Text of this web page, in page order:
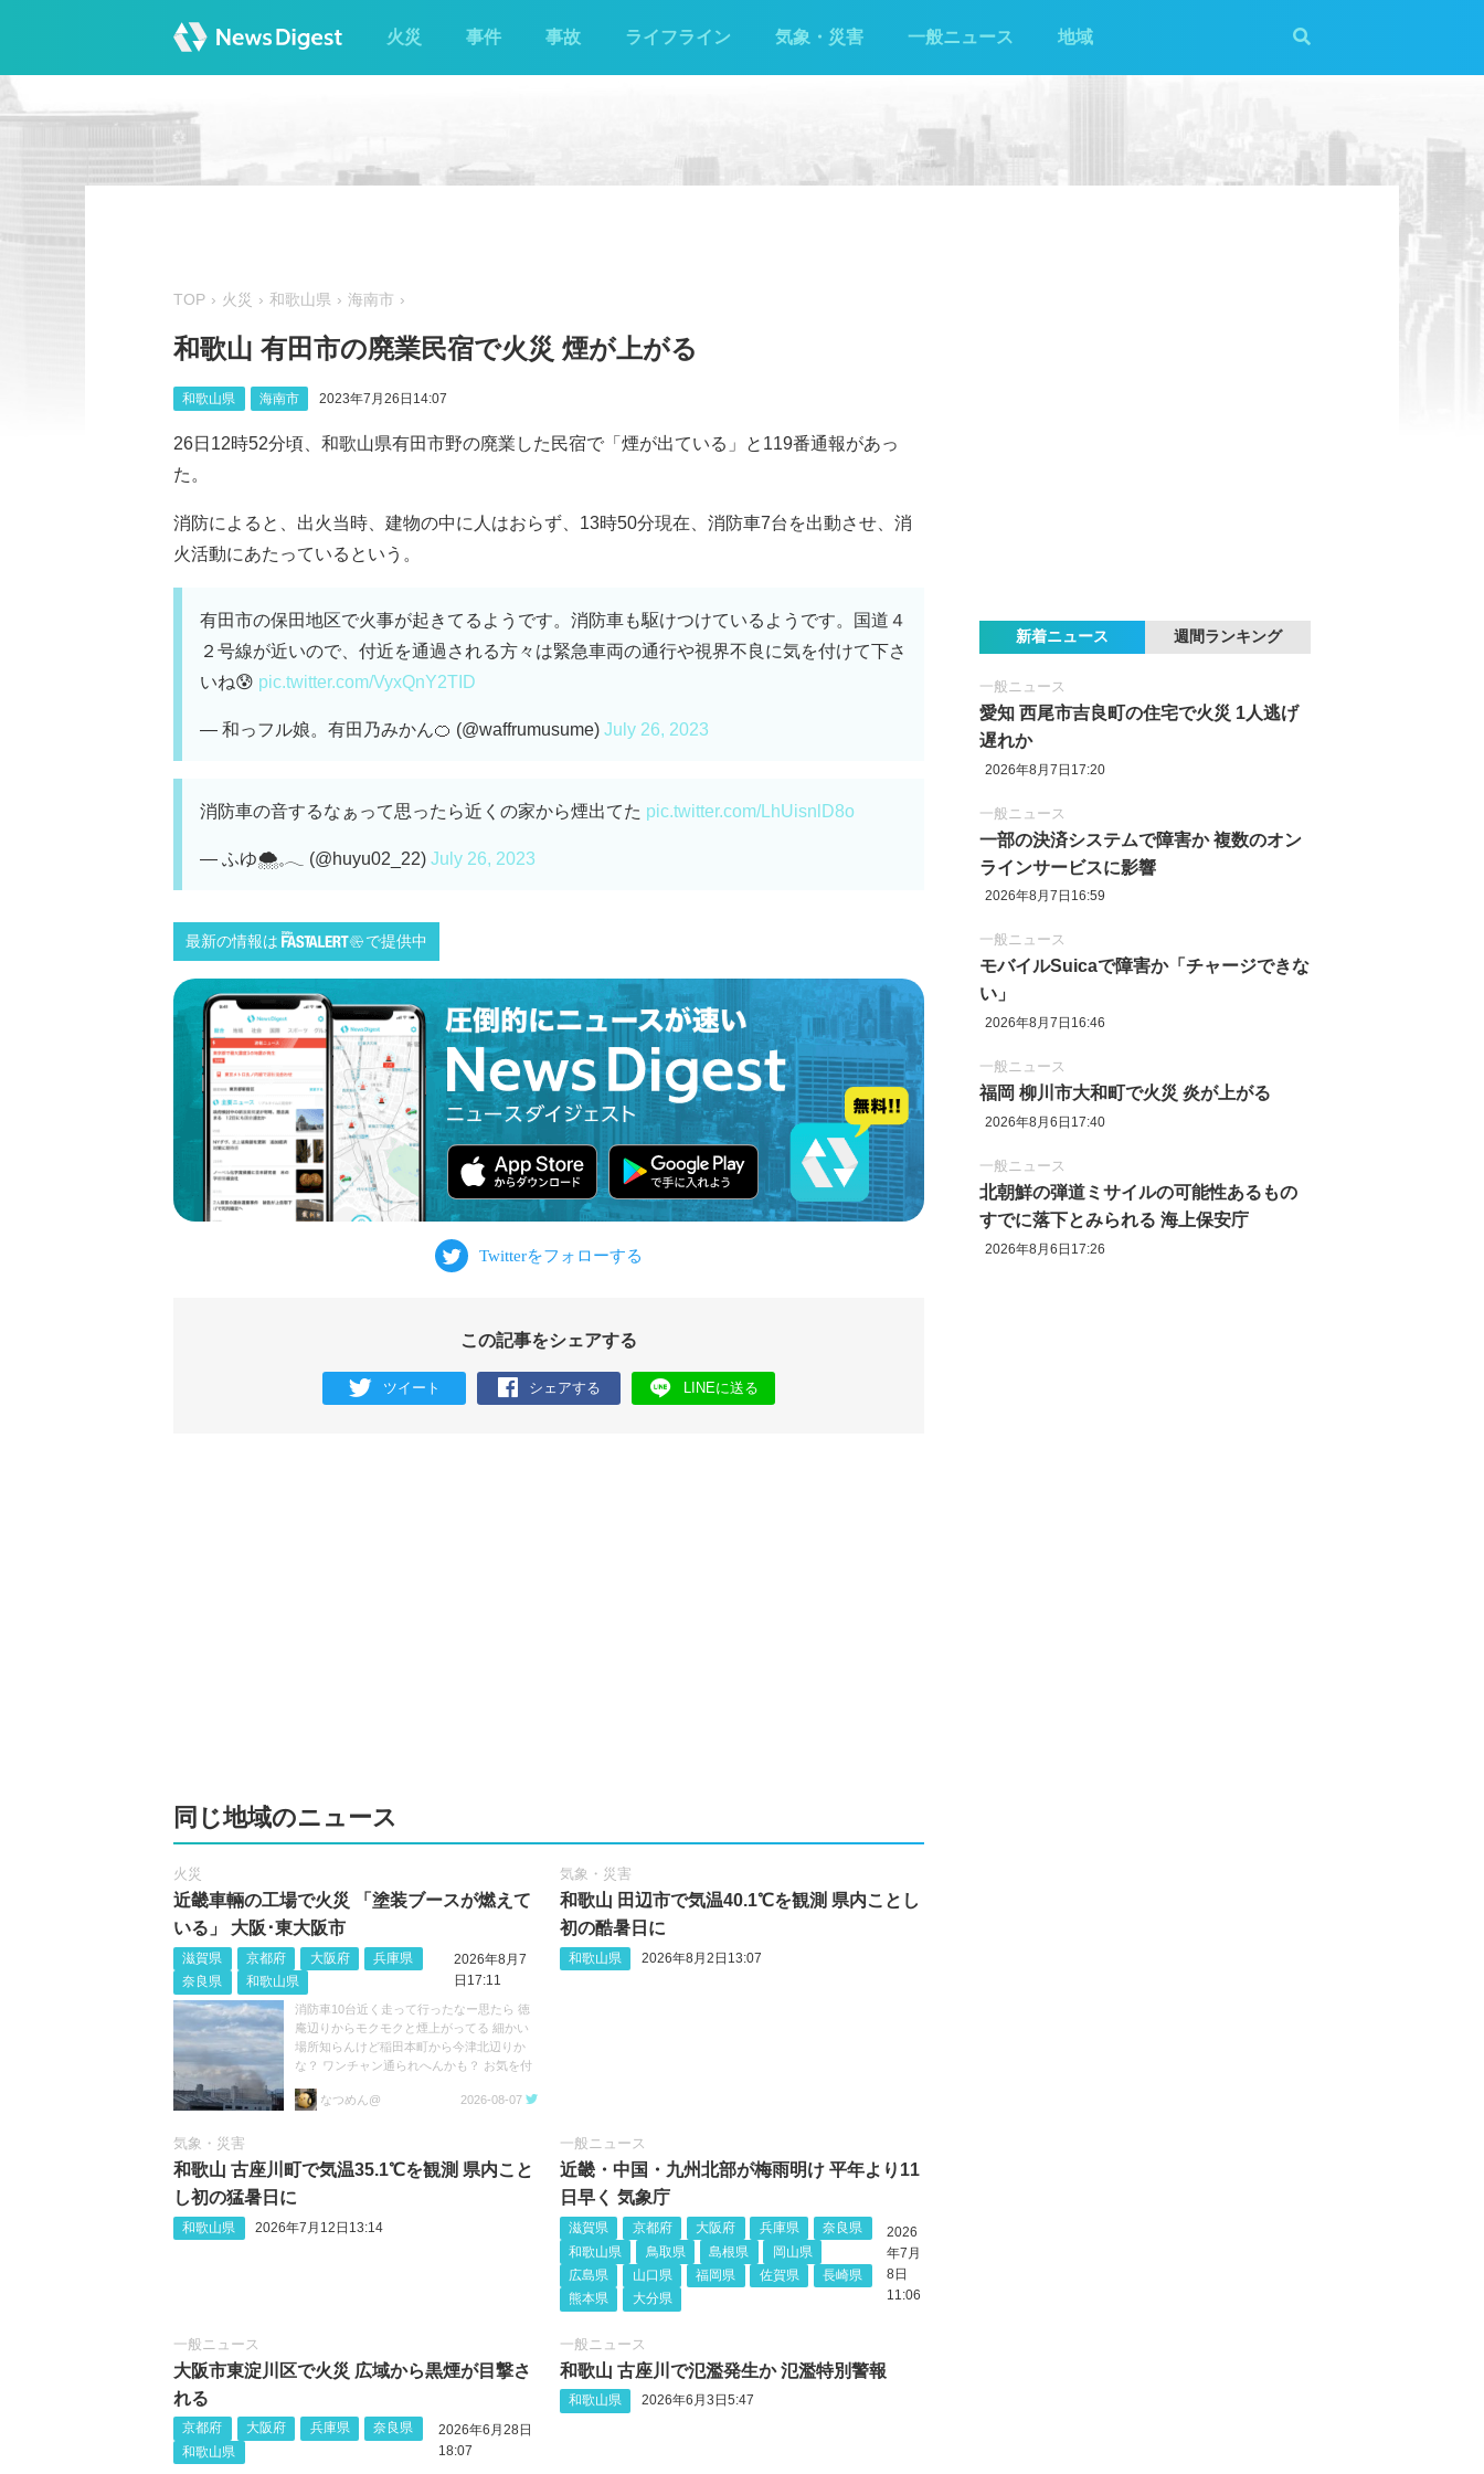
火災 事件 事故 ライフライン 気象・災害 一般ニュース 地域
TOP 火災 和歌山県 海南市
和歌山 有田市の廃業民宿で火災 煙が上がる
和歌山県 海南市 2023年7月26日14:07
26日12時52分頃、和歌山県有田市野の廃業した民宿で「煙が出ている」と119番通報があっ
た。
消防によると、出火当時、建物の中に人はおらず、13時50分現在、消防車7台を出動させ、消
火活動にあたっているという。
有田市の保田地区で火事が起きてるようです。消防車も駆けつけているようです。国道４
２号線が近いので、付近を通過される方々は緊急車両の通行や視界不良に気を付けて下さ
いね😰 pic.twitter.com/VyxQnY2TID
— 和っフル娘。有田乃みかん🍊 (@waffrumusume) July 26, 2023
消防車の音するなぁって思ったら近くの家から煙出てた pic.twitter.com/LhUisnlD8o
— ふゆ🌨𓈒𓂃 (@huyu02_22) July 26, 2023
最新の情報は で提供中
この記事をシェアする
ツイート シェアする LINEに送る
同じ地域のニュース
火災
近畿車輛の工場で火災 「塗装ブースが燃えて
いる」 大阪･東大阪市
滋賀県 京都府 大阪府
兵庫県
奈良県
和歌山県
2026年8月7
日17:11
消防車10台近く走って行ったなー思たら 徳
庵辺りからモクモクと煙上がってる 細かい
場所知らんけど稲田本町から今津北辺りか
な？ ワンチャン通られへんかも？ お気を付
なつめん@
2026-08-07
気象・災害
和歌山 田辺市で気温40.1℃を観測 県内ことし
初の酷暑日に
和歌山県 2026年8月2日13:07
気象・災害
和歌山 古座川町で気温35.1℃を観測 県内こと
し初の猛暑日に
和歌山県 2026年7月12日13:14
一般ニュース
近畿・中国・九州北部が梅雨明け 平年より11
日早く 気象庁
滋賀県 京都府 大阪府 兵庫県
奈良県
和歌山県
鳥取県 島根県
岡山県
広島県
山口県 福岡県 佐賀県
長崎県
熊本県
大分県
2026
年7月
8日
11:06
一般ニュース
大阪市東淀川区で火災 広域から黒煙が目撃さ
れる
京都府 大阪府 兵庫県
奈良県
和歌山県
2026年6月28日
18:07
一般ニュース
和歌山 古座川で氾濫発生か 氾濫特別警報
和歌山県 2026年6月3日5:47
新着ニュース 週間ランキング
一般ニュース
愛知 西尾市吉良町の住宅で火災 1人逃げ
遅れか
2026年8月7日17:20
一般ニュース
一部の決済システムで障害か 複数のオン
ラインサービスに影響
2026年8月7日16:59
一般ニュース
モバイルSuicaで障害か「チャージできな
い」
2026年8月7日16:46
一般ニュース
福岡 柳川市大和町で火災 炎が上がる
2026年8月6日17:40
一般ニュース
北朝鮮の弾道ミサイルの可能性あるもの
すでに落下とみられる 海上保安庁
2026年8月6日17:26